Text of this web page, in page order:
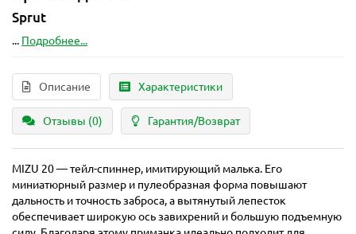
Sprut
... Подробнее...
Описание Характеристики
Отзывы (0) Гарантия/Возврат
MIZU 20 — тейл-спиннер, имитирующий малька. Его
миниатюрный размер и пулеобразная форма повышают
дальность и точность заброса, а вытянутый лепесток
обеспечивает широкую ось завихрений и большую подъемную